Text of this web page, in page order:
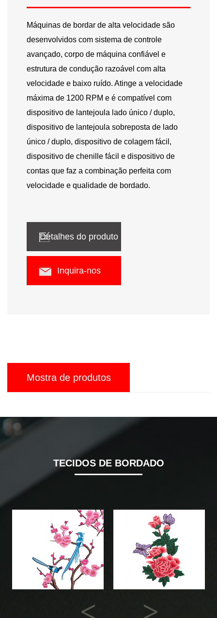
Máquinas de bordar de alta velocidade são
desenvolvidos com sistema de controle
avançado, corpo de máquina confiável e
estrutura de condução razoável com alta
velocidade e baixo ruído. Atinge a velocidade
máxima de 1200 RPM e é compatível com
dispositivo de lantejoula lado único / duplo,
dispositivo de lantejoula sobreposta de lado
único / duplo, dispositivo de colagem fácil,
dispositivo de chenille fácil e dispositivo de
contas que faz a combinação perfeita com
velocidade e qualidade de bordado.
Detalhes do produto
Inquira-nos
Mostra de produtos
TECIDOS DE BORDADO
Next